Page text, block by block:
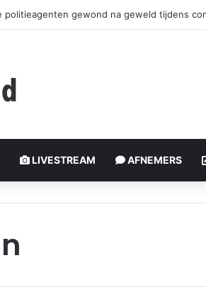
politieagenten gewond na geweld tijdens
LIVESTREAM AFNEMERS